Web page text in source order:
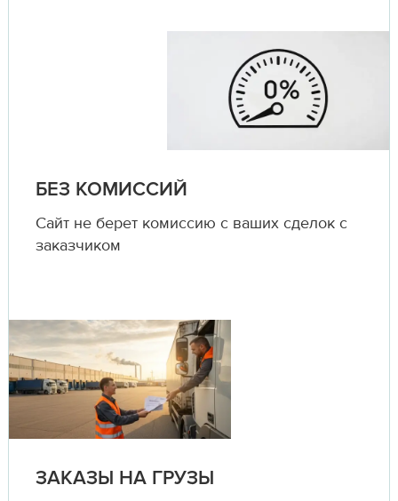
БЕЗ КОМИССИЙ
Сайт не берет комиссию с ваших сделок с
заказчиком
ЗАКАЗЫ НА ГРУЗЫ